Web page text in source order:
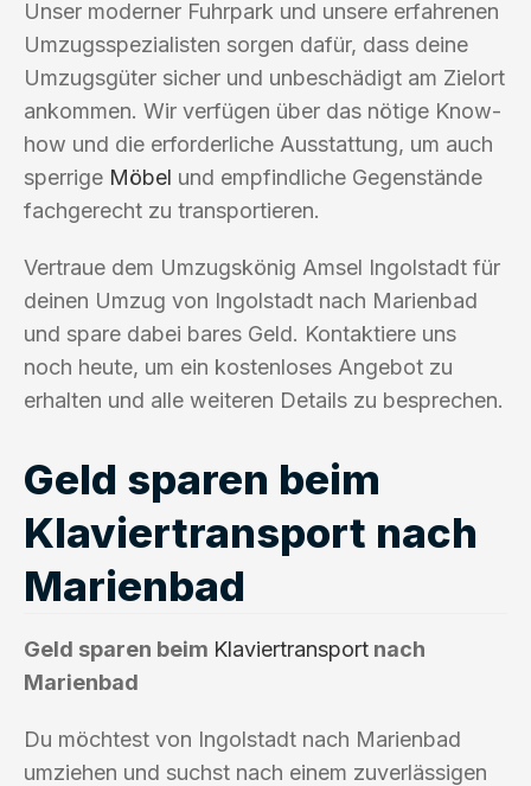
Unser moderner Fuhrpark und unsere erfahrenen
Umzugsspezialisten sorgen dafür, dass deine
Umzugsgüter sicher und unbeschädigt am Zielort
ankommen. Wir verfügen über das nötige Know-
how und die erforderliche Ausstattung, um auch
sperrige Möbel und empfindliche Gegenstände
fachgerecht zu transportieren.
Vertraue dem Umzugskönig Amsel Ingolstadt für
deinen Umzug von Ingolstadt nach Marienbad
und spare dabei bares Geld. Kontaktiere uns
noch heute, um ein kostenloses Angebot zu
erhalten und alle weiteren Details zu besprechen.
Geld sparen beim
Klaviertransport nach
Marienbad
Geld sparen beim Klaviertransport nach
Marienbad
Du möchtest von Ingolstadt nach Marienbad
umziehen und suchst nach einem zuverlässigen